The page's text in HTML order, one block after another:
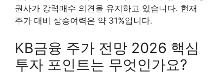
권사가 강력매수 의견을 유지하고 있습니다. 현재
주가 대비 상승여력은 약 31%입니다.
KB금융 주가 전망 2026 핵심
투자 포인트는 무엇인가요?